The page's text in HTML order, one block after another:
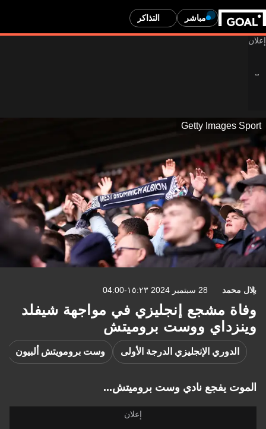
مباشر التذاكر
Getty Images Sport
بلال محمد 28 سبتمبر 2024 ١٥:٢٣-04:00
وفاة مشجع إنجليزي في مواجهة شيفلد
وينزداي ووست بروميتش
الدوري الإنجليزي الدرجة الأولى وست برومويتش ألبيون
الموت يفجع نادي وست بروميتش...